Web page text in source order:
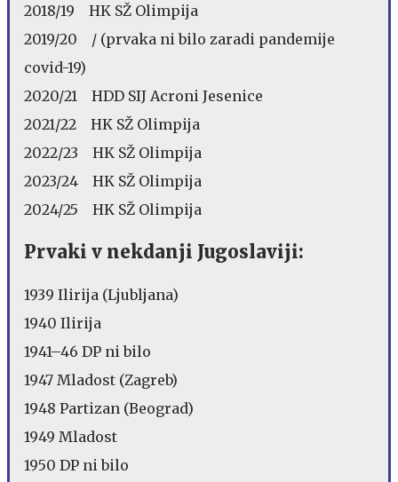
2018/19 HK SŽ Olimpija
2019/20 / (prvaka ni bilo zaradi pandemije
covid-19)
2020/21 HDD SIJ Acroni Jesenice
2021/22 HK SŽ Olimpija
2022/23 HK SŽ Olimpija
2023/24 HK SŽ Olimpija
2024/25 HK SŽ Olimpija
Prvaki v nekdanji Jugoslaviji:
1939 Ilirija (Ljubljana)
1940 Ilirija
1941–46 DP ni bilo
1947 Mladost (Zagreb)
1948 Partizan (Beograd)
1949 Mladost
1950 DP ni bilo